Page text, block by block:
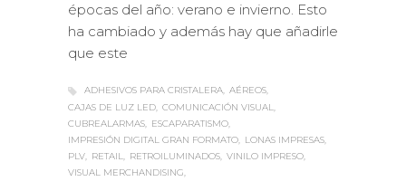
épocas del año: verano e invierno. Esto
ha cambiado y además hay que añadirle
que este
ADHESIVOS PARA CRISTALERA AÉREOS
CAJAS DE LUZ LED COMUNICACIÓN VISUAL
CUBREALARMAS
ESCAPARATISMO
IMPRESIÓN DIGITAL GRAN FORMATO
LONAS IMPRESAS
PLV
RETAIL RETROILUMINADOS VINILO IMPRESO
VISUAL MERCHANDISING